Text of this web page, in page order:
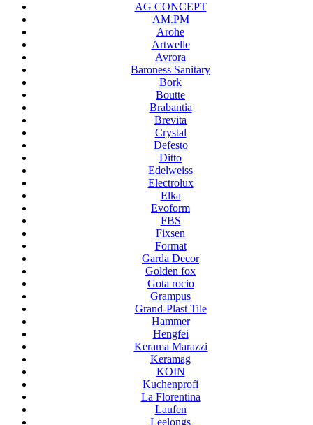
AG CONCEPT
AM.PM
Arohe
Artwelle
Avrora
Baroness Sanitary
Bork
Boutte
Brabantia
Brevita
Crystal
Defesto
Ditto
Edelweiss
Electrolux
Elka
Evoform
FBS
Fixsen
Format
Garda Decor
Golden fox
Gota rocio
Grampus
Grand-Plast Tile
Hammer
Hengfei
Kerama Marazzi
Keramag
KOIN
Kuchenprofi
La Florentina
Laufen
Leelongs